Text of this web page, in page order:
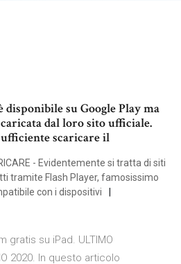
disponibile su Google Play ma
dal loro sito ufficiale.
scaricare il
- Evidentemente si tratta di siti
tramite Flash Player, famosissimo
con i dispositivi
gratis su iPad. ULTIMO
2020. In questo articolo